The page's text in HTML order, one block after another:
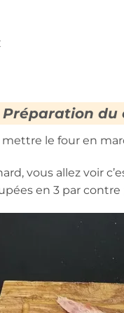
Préparation du
le four en
vous allez voir
en 3 par